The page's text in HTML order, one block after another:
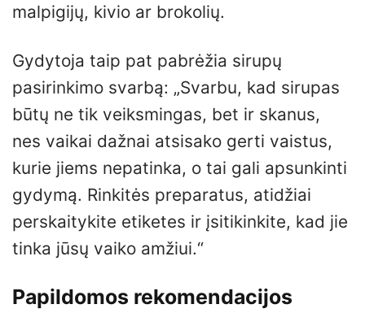
malpigijų, kivio ar brokolių.
Gydytoja taip pat pabrėžia sirupų
pasirinkimo svarbą: „Svarbu, kad sirupas
būtų ne tik veiksmingas, bet ir skanus,
nes vaikai dažnai atsisako gerti vaistus,
kurie jiems nepatinka, o tai gali apsunkinti
gydymą. Rinkitės preparatus, atidžiai
perskaitykite etiketes ir įsitikinkite, kad jie
tinka jūsų vaiko amžiui.“
Papildomos rekomendacijos